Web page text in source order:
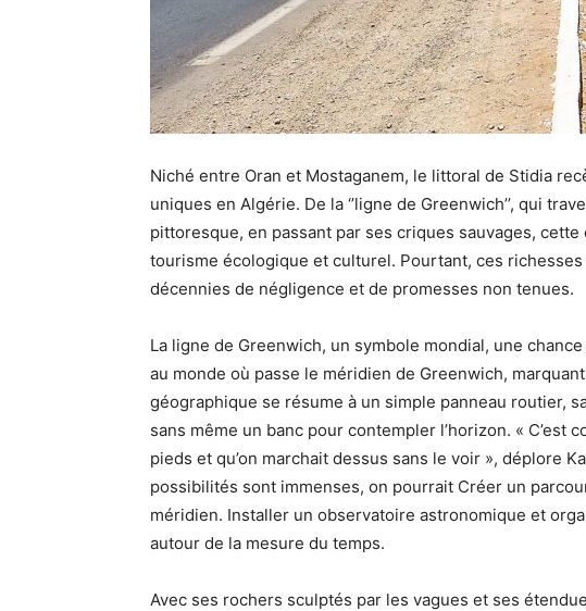
Niché entre Oran et Mostaganem, le littoral de Stidia
uniques en Algérie. De la ‘’ligne de Greenwich’’, qui
pittoresque, en passant par ses criques sauvages,
tourisme écologique et culturel. Pourtant, ces
décennies de négligence et de promesses non tenues.
La ligne de Greenwich, un symbole mondial, une
au monde où passe le méridien de Greenwich,
géographique se résume à un simple panneau routier,
sans même un banc pour contempler l’horizon. « C’est
pieds et qu’on marchait dessus sans le voir », déplore
possibilités sont immenses, on pourrait Créer un
méridien. Installer un observatoire astronomique et
autour de la mesure du temps.
Avec ses rochers sculptés par les vagues et ses